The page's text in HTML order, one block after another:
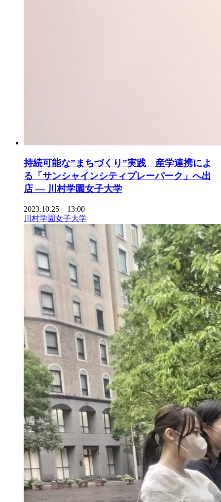
持続可能な”まちづくり”実践 産学連携によ
る「サンシャインシティプレーパーク」へ出
店 — 川村学園女子大学
2023.10.25 13:00
川村学園女子大学